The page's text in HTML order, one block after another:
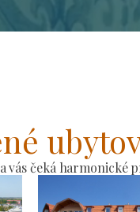
vás čeká